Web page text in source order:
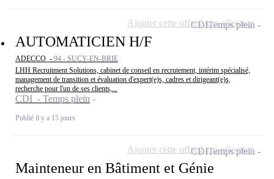
AUTOMATICIEN H/F
ADECCO - 94 - SUCY-EN-BRIE
LHH Recruitment Solutions, cabinet de conseil en recrutement, intérim spécialisé,
management de transition et évaluation d'expert(e)s, cadres et dirigeant(e)s,
recherche pour l'un de ses clients,...
CDI - Temps plein
Publié il y a 15 jours
CDITemps plein
Ajouter cette offre à ma sélection
Mainteneur en Bâtiment et Génie
CDITemps plein
Ajouter cette offre à ma sélection